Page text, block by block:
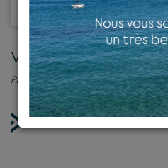
Vitrificateur Plastor 1L
Produits d'entretien
En stock